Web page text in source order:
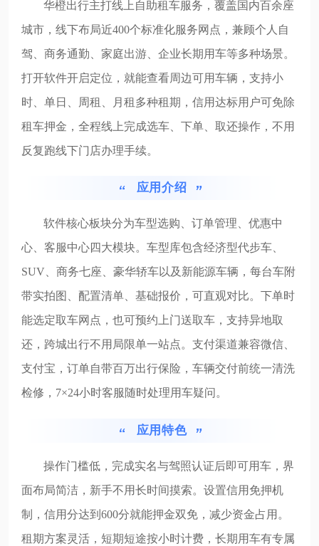
华橙出行主打线上自助租车服务，覆盖国内百余座
城市，线下布局近400个标准化服务网点，兼顾个人自
驾、商务通勤、家庭出游、企业长期用车等多种场景。
打开软件开启定位，就能查看周边可用车辆，支持小
时、单日、周租、月租多种租期，信用达标用户可免除
租车押金，全程线上完成选车、下单、取还操作，不用
反复跑线下门店办理手续。
应用介绍
软件核心板块分为车型选购、订单管理、优惠中
心、客服中心四大模块。车型库包含经济型代步车、
SUV、商务七座、豪华轿车以及新能源车辆，每台车附
带实拍图、配置清单、基础报价，可直观对比。下单时
能选定取车网点，也可预约上门送取车，支持异地取
还，跨城出行不用局限单一站点。支付渠道兼容微信、
支付宝，订单自带百万出行保险，车辆交付前统一清洗
检修，7×24小时客服随时处理用车疑问。
应用特色
操作门槛低，完成实名与驾照认证后即可用车，界
面布局简洁，新手不用长时间摸索。设置信用免押机
制，信用分达到600分就能押金双免，减少资金占用。
租期方案灵活，短期短途按小时计费，长期用车有专属